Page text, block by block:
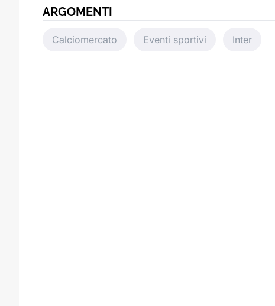
ARGOMENTI
Calciomercato Eventi sportivi Inter